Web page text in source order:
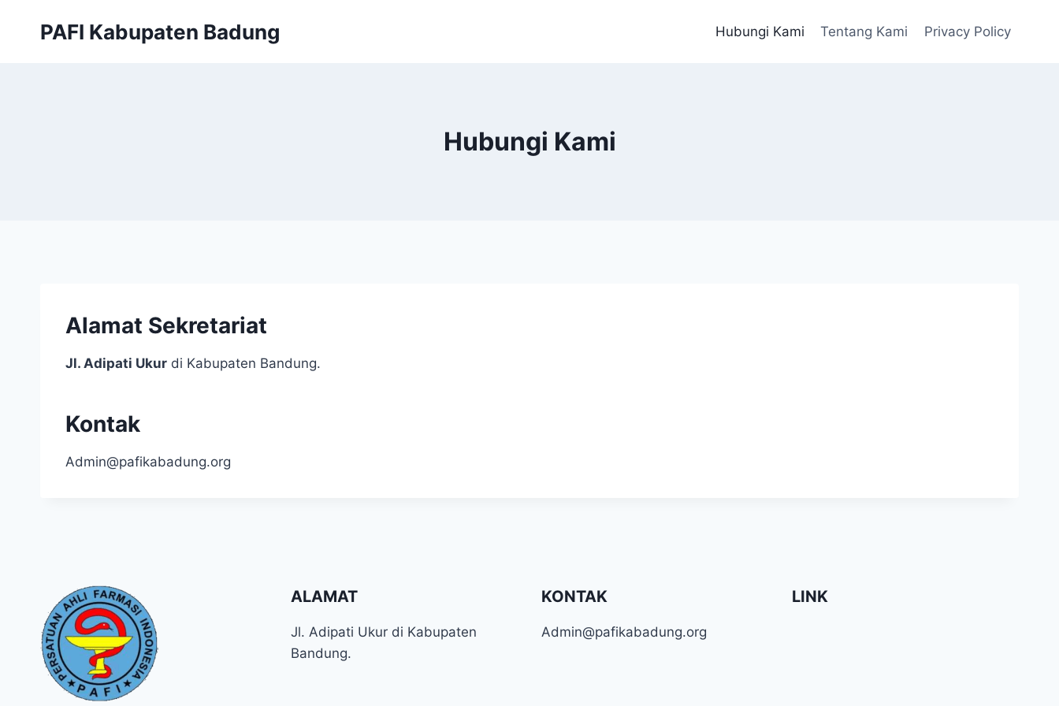
PAFI Kabupaten Badung Hubungi Kami Tentang Kami Privacy Policy
Hubungi Kami
Alamat Sekretariat
Jl. Adipati Ukur di Kabupaten Bandung.
Kontak
Admin@pafikabadung.org
ALAMAT
Jl. Adipati Ukur di Kabupaten
Bandung.
KONTAK
Admin@pafikabadung.org
LINK